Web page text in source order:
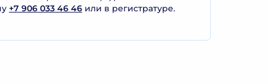
+7 906 033 46 46 или в регистратуре.